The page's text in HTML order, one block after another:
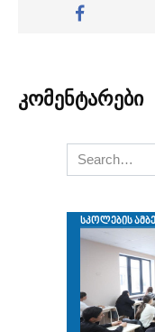
კომენტარები
Search
for: